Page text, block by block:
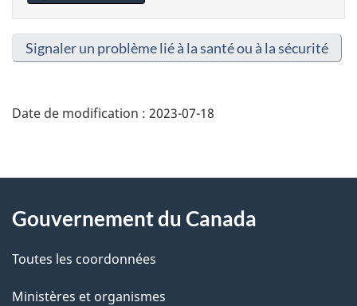
Signaler un problème lié à la santé ou à la sécurité
Date de modification : 2023-07-18
About
this
site
Gouvernement du Canada
Toutes les coordonnées
Ministères et organismes